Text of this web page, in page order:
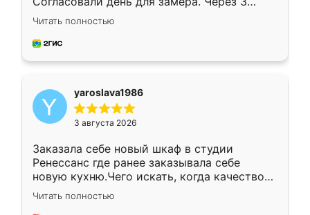
недели кухня была уже готова. Остались
довольны работой. Спасибо Ренессанс
мебель за качественную работу!
Читать полностью
yaroslava1986
3 августа 2026
Заказала себе новый шкаф в студии
Ренессанс где ранее заказывала себе
новую кухню.Чего искать, когда качеством
вполне довольна. Служит кухня уже почти
два года, нареканий нет.
Читать полностью